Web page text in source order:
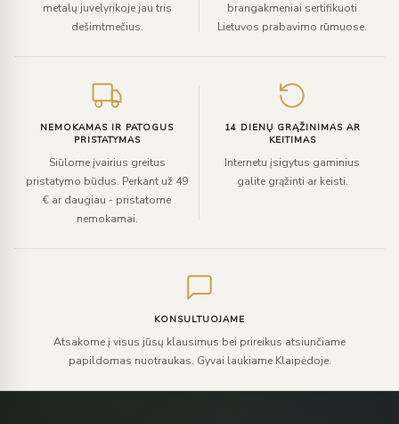
metalų juvelyrikoje jau tris
dešimtmečius.
brangakmeniai sertifikuoti
Lietuvos prabavimo rūmuose.
NEMOKAMAS IR PATOGUS
PRISTATYMAS
Siūlome įvairius greitus
pristatymo būdus. Perkant už 49
€ ar daugiau - pristatome
nemokamai.
14 DIENŲ GRĄŽINIMAS AR
KEITIMAS
Internetu įsigytus gaminius
galite grąžinti ar keisti.
KONSULTUOJAME
Atsakome į visus jūsų klausimus bei prireikus atsiunčiame
papildomas nuotraukas. Gyvai laukiame Klaipėdoje.